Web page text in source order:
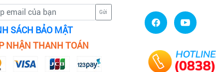
Gửi
SÁCH BẢO MẬT
NHẬN THANH TOÁN